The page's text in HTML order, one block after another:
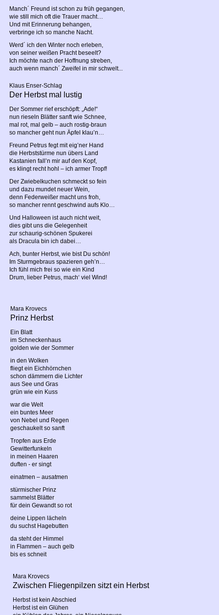
Manch´ Freund ist schon zu früh gegangen,
wie still mich oft die Trauer macht…
Und mit Erinnerung behangen,
verbringe ich so manche Nacht.
Werd´ ich den Winter noch erleben,
von seiner weißen Pracht beseelt?
Ich möchte nach der Hoffnung streben,
auch wenn manch´ Zweifel in mir schwelt...
Klaus Enser-Schlag
Der Herbst mal lustig
Der Sommer rief erschöpft: „Ade!“
nun rieseln Blätter sanft wie Schnee,
mal rot, mal gelb – auch rostig-braun
so mancher geht nun Äpfel klau’n…
Freund Petrus fegt mit eig’ner Hand
die Herbststürme nun übers Land
Kastanien fall’n mir auf den Kopf,
es klingt recht hohl – ich armer Tropf!
Der Zwiebelkuchen schmeckt so fein
und dazu mundet neuer Wein,
denn Federweißer macht uns froh,
so mancher rennt geschwind aufs Klo…
Und Halloween ist auch nicht weit,
dies gibt uns die Gelegenheit
zur schaurig-schönen Spukerei
als Dracula bin ich dabei…
Ach, bunter Herbst, wie bist Du schön!
Im Sturmgebraus spazieren geh’n…
Ich fühl mich frei so wie ein Kind
Drum, lieber Petrus, mach‘ viel Wind!
Mara Krovecs
Prinz Herbst
Ein Blatt
im Schneckenhaus
golden wie der Sommer
in den Wolken
fliegt ein Eichhörnchen
schon dämmern die Lichter
aus See und Gras
grün wie ein Kuss
war die Welt
ein buntes Meer
von Nebel und Regen
geschaukelt so sanft
Tropfen aus Erde
Gewitterfunkeln
in meinen Haaren
duften - er singt
einatmen – ausatmen
stürmischer Prinz
sammelst Blätter
für dein Gewandt so rot
deine Lippen lächeln
du suchst Hagebutten
da steht der Himmel
in Flammen – auch gelb
bis es schneit
Mara Krovecs
Zwischen Fliegenpilzen sitzt ein Herbst
Herbst ist kein Abschied
Herbst ist ein Glühen